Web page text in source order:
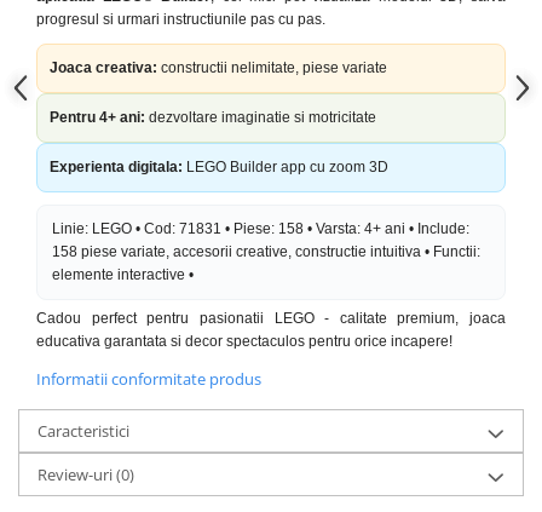
progresul si urmari instructiunile pas cu pas.
Joaca creativa: constructii nelimitate, piese variate
Pentru 4+ ani: dezvoltare imaginatie si motricitate
Experienta digitala: LEGO Builder app cu zoom 3D
Linie: LEGO • Cod: 71831 • Piese: 158 • Varsta: 4+ ani • Include:
158 piese variate, accesorii creative, constructie intuitiva • Functii:
elemente interactive •
Cadou perfect pentru pasionatii LEGO - calitate premium, joaca
educativa garantata si decor spectaculos pentru orice incapere!
Informatii conformitate produs
Caracteristici
Review-uri(0)